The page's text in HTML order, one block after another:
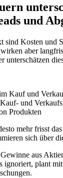
und
sind Kosten und
aber
unterschätzen
Kauf und
und
Produkten
mehr frisst
sich über
aus
ignoriert, plant